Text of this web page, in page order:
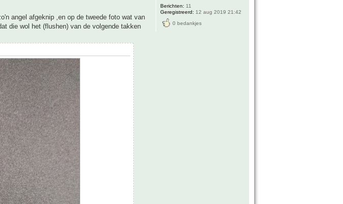
angel afgeknip ,en op de tweede foto wat van
die wol het (flushen) van de volgende takken
Berichten: 11
Geregistreerd: 12 aug 2019 21:42
0 bedankjes